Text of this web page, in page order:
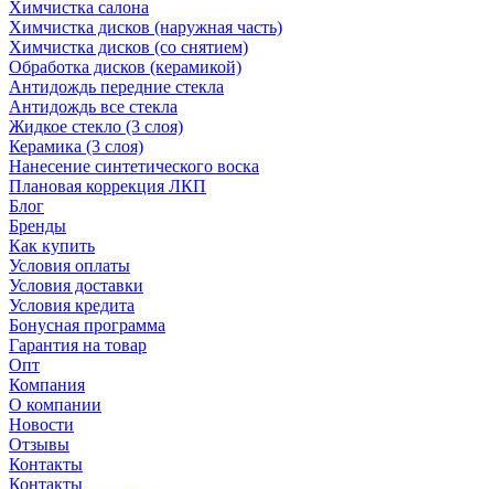
Химчистка салона
Химчистка дисков (наружная часть)
Химчистка дисков (со снятием)
Обработка дисков (керамикой)
Антидождь передние стекла
Антидождь все стекла
Жидкое стекло (3 слоя)
Керамика (3 слоя)
Нанесение синтетического воска
Плановая коррекция ЛКП
Блог
Бренды
Как купить
Условия оплаты
Условия доставки
Условия кредита
Бонусная программа
Гарантия на товар
Опт
Компания
О компании
Новости
Отзывы
Контакты
Контакты